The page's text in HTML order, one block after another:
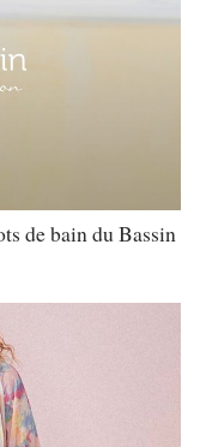
de bain du Bassin